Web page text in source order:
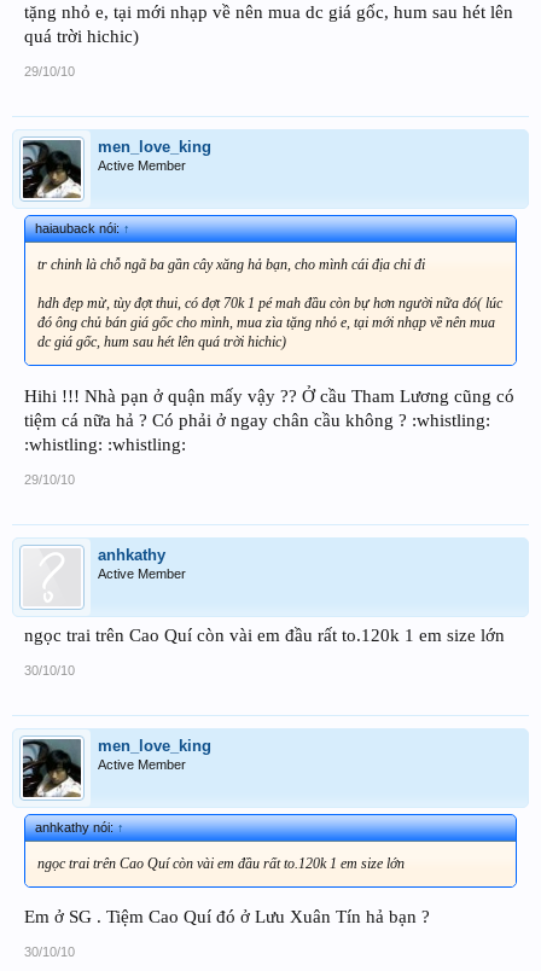
tặng nhỏ e, tại mới nhạp về nên mua dc giá gốc, hum sau hét lên
quá trời hichic)
29/10/10
men_love_king
Active Member
haiauback nói:↑
tr chinh là chỗ ngã ba gần cây xăng hả bạn, cho mình cái địa chỉ đi
hdh đẹp mừ, tùy đợt thui, có đợt 70k 1 pé mah đầu còn bự hơn người nữa đó( lúc
đó ông chủ bán giá gốc cho mình, mua zìa tặng nhỏ e, tại mới nhạp về nên mua
dc giá gốc, hum sau hét lên quá trời hichic)
Hihi !!! Nhà pạn ở quận mấy vậy ?? Ở cầu Tham Lương cũng có
tiệm cá nữa hả ? Có phải ở ngay chân cầu không ? :whistling:
:whistling: :whistling:
29/10/10
anhkathy
Active Member
ngọc trai trên Cao Quí còn vài em đầu rất to.120k 1 em size lớn
30/10/10
men_love_king
Active Member
anhkathy nói:↑
ngọc trai trên Cao Quí còn vài em đầu rất to.120k 1 em size lớn
Em ở SG . Tiệm Cao Quí đó ở Lưu Xuân Tín hả bạn ?
30/10/10